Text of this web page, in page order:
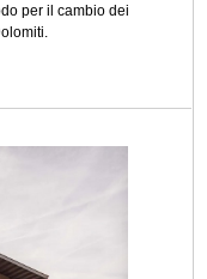
per il cambio dei